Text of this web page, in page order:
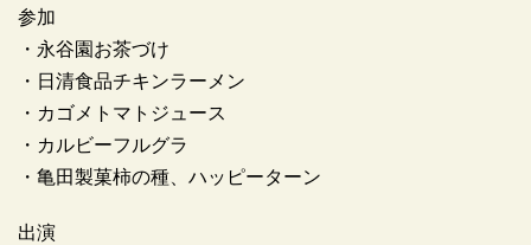
参加
・永谷園お茶づけ
・日清食品チキンラーメン
・カゴメトマトジュース
・カルビーフルグラ
・亀田製菓柿の種、ハッピーターン
出演